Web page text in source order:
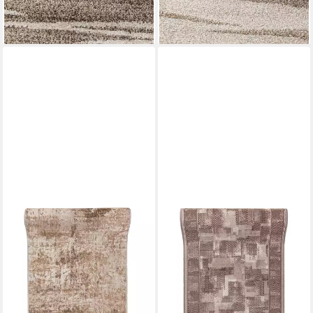
-70%
lieferbar - in 6-7 Werktagen bei dir
-70%
lieferbar - in 6-7 Werktagen bei dir